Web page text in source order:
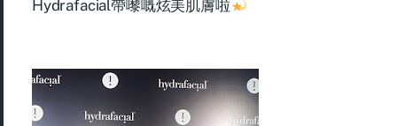
Hydrafacial帶嚟嘅炫美肌膚啦